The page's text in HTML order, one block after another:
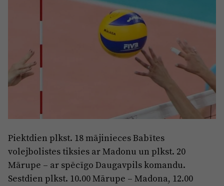
Ķekava
Mārupe
Ropaži
Salaspils
Saulkrasti
Sigulda
Projekti
Mediju atbalsta fonds
Zivju fonds
Zaļā nākotne
Iedvesmai nav vecuma
Vide
Kodols
Kontakti
Reklāma
Piektdien plkst. 18 mājinieces Babītes
volejbolistes tiksies ar Madonu un plkst. 20
Mārupe – ar spēcīgo Daugavpils komandu.
Sestdien plkst. 10.00 Mārupe – Madona, 12.00